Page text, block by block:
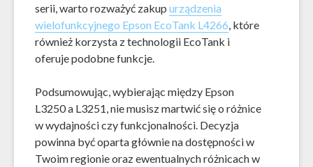
serii, warto rozważyć zakup urządzenia
wielofunkcyjnego Epson EcoTank L4266, które
również korzysta z technologii EcoTank i
oferuje podobne funkcje.
Podsumowując, wybierając między Epson
L3250 a L3251, nie musisz martwić się o różnice
w wydajności czy funkcjonalności. Decyzja
powinna być oparta głównie na dostępności w
Twoim regionie oraz ewentualnych różnicach w